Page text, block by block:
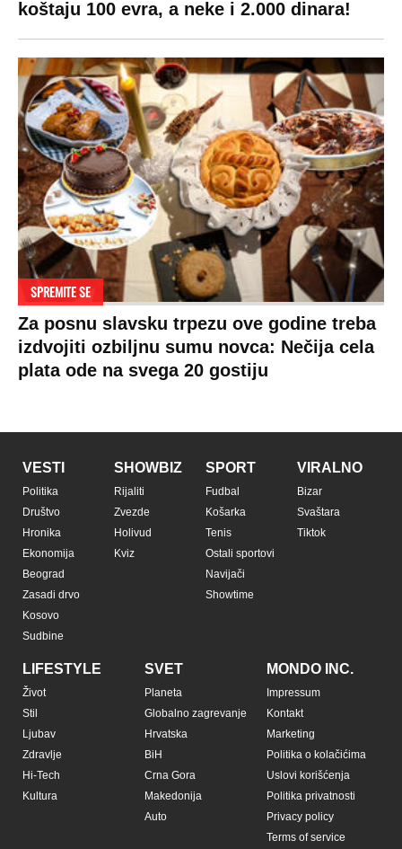
koštaju 100 evra, a neke i 2.000 dinara!
SPREMITE SE
Za posnu slavsku trpezu ove godine treba
izdvojiti ozbiljnu sumu novca: Nečija cela
plata ode na svega 20 gostiju
VESTI
Politika
Društvo
Hronika
Ekonomija
Beograd
Zasadi drvo
Kosovo
Sudbine
SHOWBIZ
Rijaliti
Zvezde
Holivud
Kviz
SPORT
Fudbal
Košarka
Tenis
Ostali sportovi
Navijači
Showtime
VIRALNO
Bizar
Svaštara
Tiktok
LIFESTYLE
Život
Stil
Ljubav
Zdravlje
Hi-Tech
Kultura
SVET
Planeta
Globalno zagrevanje
Hrvatska
BiH
Crna Gora
Makedonija
Auto
MONDO INC.
Impressum
Kontakt
Marketing
Politika o kolačićima
Uslovi korišćenja
Politika privatnosti
Privacy policy
Terms of service